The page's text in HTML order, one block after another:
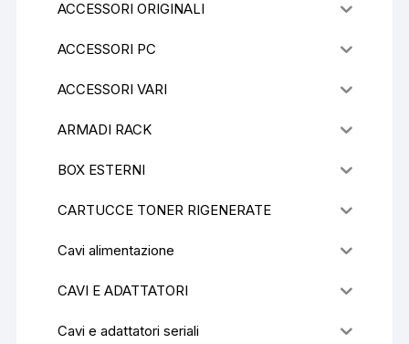
ACCESSORI ORIGINALI
ACCESSORI PC
ACCESSORI VARI
ARMADI RACK
BOX ESTERNI
CARTUCCE TONER RIGENERATE
Cavi alimentazione
CAVI E ADATTATORI
Cavi e adattatori seriali